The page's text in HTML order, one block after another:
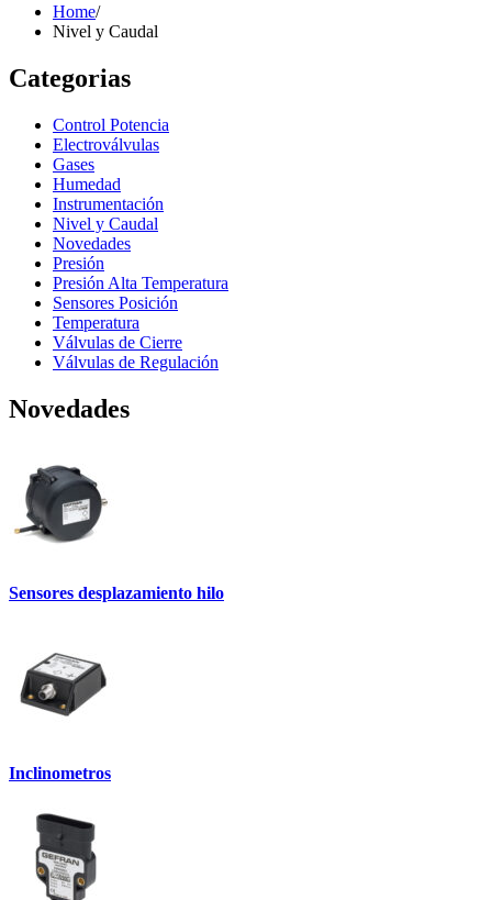
Home/
Nivel y Caudal
Categorias
Control Potencia
Electroválvulas
Gases
Humedad
Instrumentación
Nivel y Caudal
Novedades
Presión
Presión Alta Temperatura
Sensores Posición
Temperatura
Válvulas de Cierre
Válvulas de Regulación
Novedades
Sensores desplazamiento hilo
Inclinometros